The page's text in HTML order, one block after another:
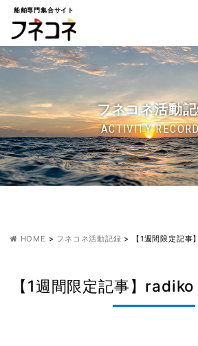
船舶専門集合サイト
フネコネ活動
ACTIVITY
HOME > フネコネ活動記録 > 【1週間限定記
【1週間限定記事】